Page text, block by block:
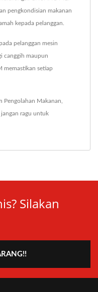
pengkondisian makanan
kepada pelanggan.
pelanggan mesin
canggih maupun
memastikan setiap
Pengolahan Makanan
jangan ragu untuk
Silakan